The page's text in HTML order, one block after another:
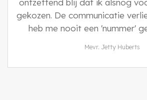
ontzettend blij dat ik alsnog
gekozen. De communicatie
heb me nooit een 'nummer'
Mevr. Jetty Huberts